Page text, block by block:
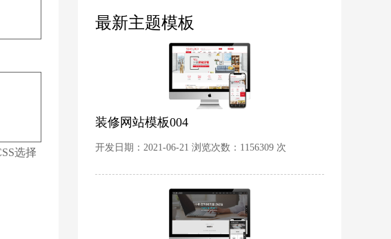
选择
最新主题模板
装修网站模板004
开发日期：2021-06-21 浏览次数：1156309 次